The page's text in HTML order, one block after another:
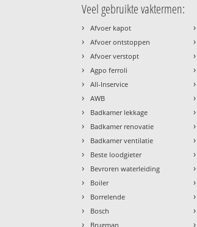
Veel gebruikte vaktermen:
› Afvoer kapot
› Afvoer ontstoppen
› Afvoer verstopt
› Agpo ferroli
› All-Inservice
› AWB
› Badkamer lekkage
› Badkamer renovatie
› Badkamer ventilatie
› Beste loodgieter
› Bevroren waterleiding
› Boiler
› Borrelende
› Bosch
› Brugman
›
›
›
›
›
›
›
›
›
›
›
›
›
›
›